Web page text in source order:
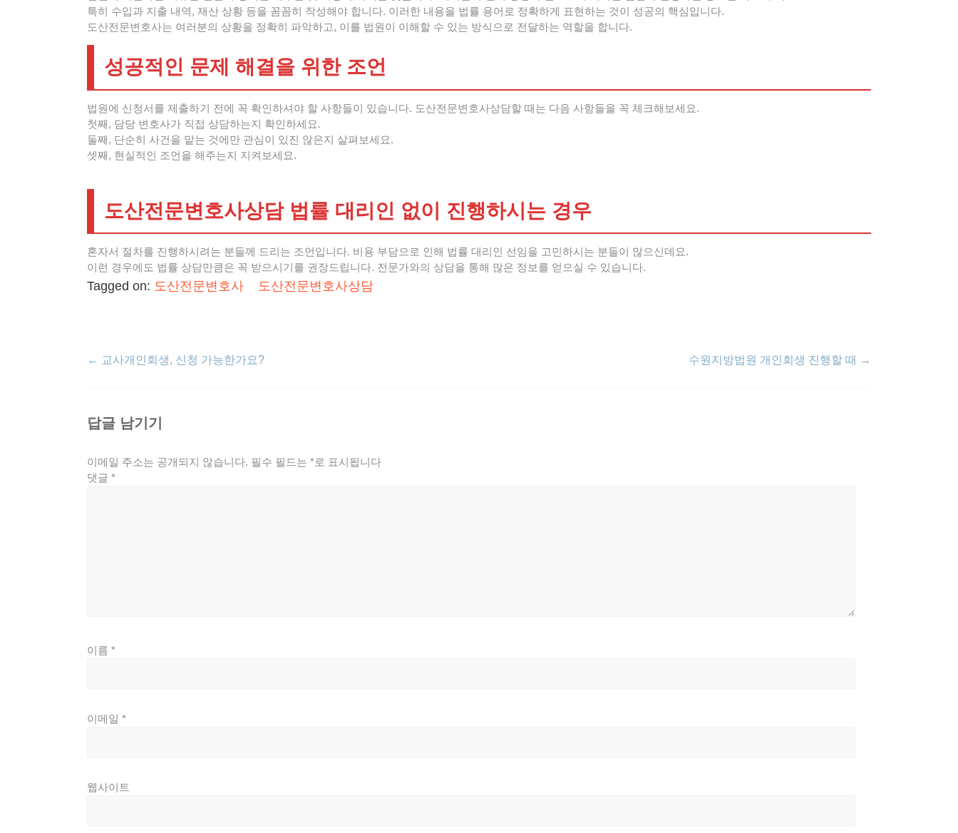
특히 수입과 지출 내역, 재산 상황 등을 꼼꼼히 작성해야 합니다. 이러한 내용을 법률 용어로 정확하게 표현하는 것이 성공의 핵심입니다.
도산전문변호사는 여러분의 상황을 정확히 파악하고, 이를 법원이 이해할 수 있는 방식으로 전달하는 역할을 합니다.
성공적인 문제 해결을 위한 조언
법원에 신청서를 제출하기 전에 꼭 확인하셔야 할 사항들이 있습니다. 도산전문변호사상담할 때는 다음 사항들을 꼭 체크해보세요.
첫째, 담당 변호사가 직접 상담하는지 확인하세요.
둘째, 단순히 사건을 맡는 것에만 관심이 있진 않은지 살펴보세요.
셋째, 현실적인 조언을 해주는지 지켜보세요.
도산전문변호사상담 법률 대리인 없이 진행하시는 경우
혼자서 절차를 진행하시려는 분들께 드리는 조언입니다. 비용 부담으로 인해 법률 대리인 선임을 고민하시는 분들이 많으신데요.
이런 경우에도 법률 상담만큼은 꼭 받으시기를 권장드립니다. 전문가와의 상담을 통해 많은 정보를 얻으실 수 있습니다.
Tagged on: 도산전문변호사 도산전문변호사상담
← 교사개인회생, 신청 가능한가요? 수원지방법원 개인회생 진행할 때 →
답글 남기기
이메일 주소는 공개되지 않습니다. 필수 필드는 *로 표시됩니다
댓글 *
이름 *
이메일 *
웹사이트